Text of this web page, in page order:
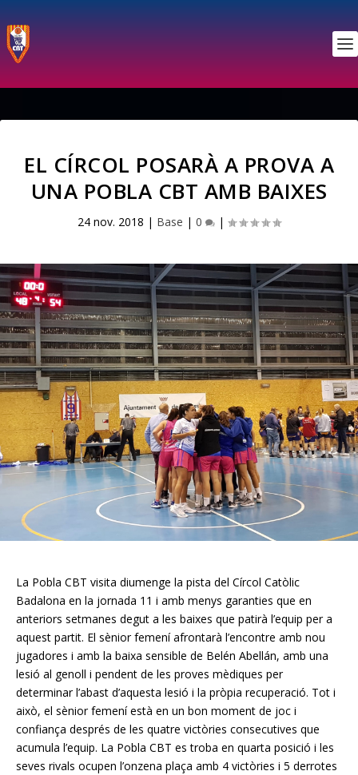
EL CÍRCOL POSARÀ A PROVA A
UNA POBLA CBT AMB BAIXES
24 nov. 2018 | Base | 0 |
La Pobla CBT visita diumenge la pista del Círcol Catòlic
Badalona en la jornada 11 i amb menys garanties que en
anteriors setmanes degut a les baixes que patirà l’equip per a
aquest partit. El sènior femení afrontarà l’encontre amb nou
jugadores i amb la baixa sensible de Belén Abellán, amb una
lesió al genoll i pendent de les proves mèdiques per
determinar l’abast d’aquesta lesió i la pròpia recuperació. Tot i
això, el sènior femení està en un bon moment de joc i
confiança després de les quatre victòries consecutives que
acumula l’equip. La Pobla CBT es troba en quarta posició i les
seves rivals ocupen l’onzena plaça amb 4 victòries i 5 derrotes